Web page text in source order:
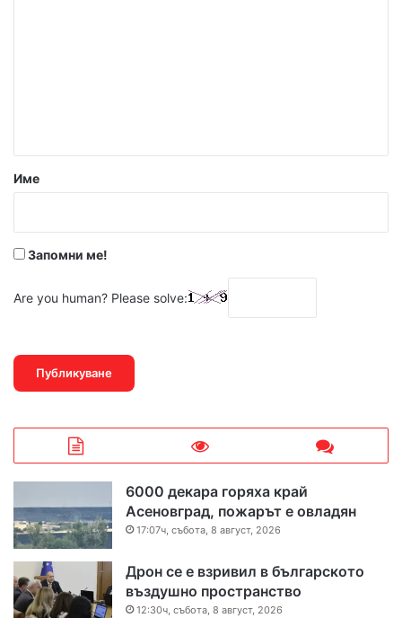
р
Име
Запомни ме!
Are you human? Please solve:
6000 декара горяха край
Асеновград, пожарът е овладян
17:07ч, събота, 8 август, 2026
Дрон се е взривил в българското
въздушно пространство
12:30ч, събота, 8 август, 2026